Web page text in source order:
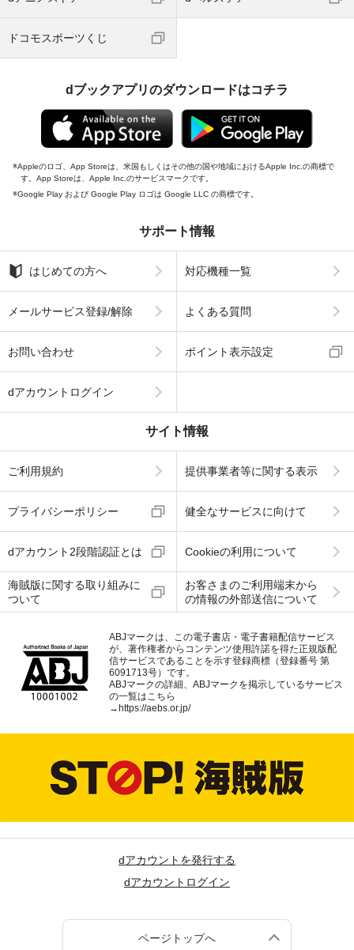
ドコモスポーツくじ
dブックアプリのダウンロードはコチラ
Appleのロゴ、App Storeは、米国もしくはその他の国や地域におけるApple Inc.の商標で
す。App Storeは、Apple Inc.のサービスマークです。
Google Play および Google Play ロゴは Google LLC の商標です。
サポート情報
はじめての方へ 対応機種一覧
メールサービス登録/解除 よくある質問
お問い合わせ ポイント表示設定
dアカウントログイン
サイト情報
ご利用規約 提供事業者等に関する表示
プライバシーポリシー 健全なサービスに向けて
dアカウント2段階認証とは Cookieの利用について
海賊版に関する取り組みに
ついて
お客さまのご利用端末から
の情報の外部送信について
ABJマークは、この電子書店・電子書籍配信サービス
が、著作権者からコンテンツ使用許諾を得た正規版配
信サービスであることを示す登録商標（登録番号 第
6091713号）です。
ABJマークの詳細、ABJマークを掲示しているサービス
の一覧はこちら
→https://aebs.or.jp/
dアカウントを発行する
dアカウントログイン
ページトップへ